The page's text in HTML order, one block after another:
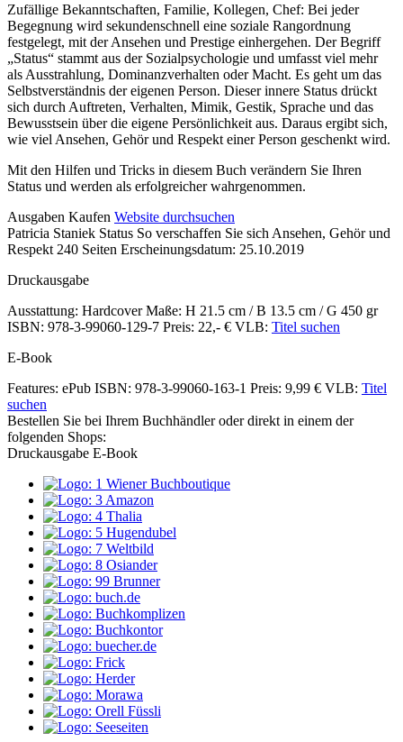
Zufällige Bekanntschaften, Familie, Kollegen, Chef: Bei jeder
Begegnung wird sekundenschnell eine soziale Rangordnung
festgelegt, mit der Ansehen und Prestige einhergehen. Der Begriff
„Status“ stammt aus der Sozialpsychologie und umfasst viel mehr
als Ausstrahlung, Dominanzverhalten oder Macht. Es geht um das
Selbstverständnis der eigenen Person. Dieser innere Status drückt
sich durch Auftreten, Verhalten, Mimik, Gestik, Sprache und das
Bewusstsein über die eigene Persönlichkeit aus. Daraus ergibt sich,
wie viel Ansehen, Gehör und Respekt einer Person geschenkt wird.
Mit den Hilfen und Tricks in diesem Buch verändern Sie Ihren
Status und werden als erfolgreicher wahrgenommen.
Details
und
Ausgaben Kaufen Website durchsuchen
Patricia Staniek Status So verschaffen Sie sich Ansehen, Gehör und
Respekt 240 Seiten Erscheinungsdatum: 25.10.2019
Druckausgabe
Ausstattung: Hardcover Maße: H 21.5 cm / B 13.5 cm / G 450 gr
ISBN: 978-3-99060-129-7 Preis: 22,- € VLB: Titel suchen
E-Book
Features: ePub ISBN: 978-3-99060-163-1 Preis: 9,99 € VLB: Titel
suchen
Bestellen Sie bei Ihrem Buchhändler oder direkt in einem der
folgenden Shops:
Druckausgabe E-Book